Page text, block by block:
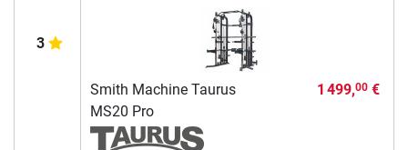
3
Smith Machine Taurus
MS20 Pro
1 499,00€